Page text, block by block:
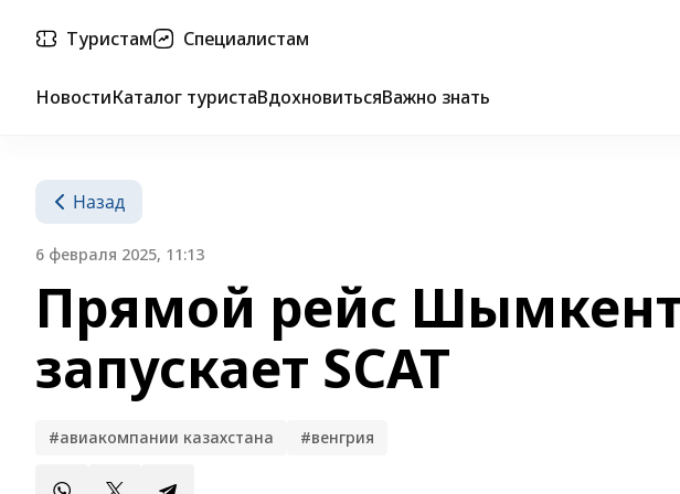
Туристам Специалистам
НовостиКаталог туристаВдохновитьсяВажно знать
Назад
6 февраля 2025, 11:13
Прямой рейс
запускает SCAT
#авиакомпании казахстана #венгрия